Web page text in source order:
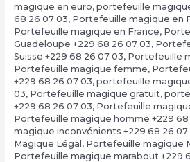
magique en euro, portefeuille
68 26 07 03, Portefeuille magique en
Portefeuille magique en France,
Guadeloupe +229 68 26 07 03,
Suisse +229 68 26 07 03, Portefeuille
Portefeuille magique femme,
+229 68 26 07 03, portefeuille
03, Portefeuille magique gratuit,
+229 68 26 07 03, Portefeuille
Portefeuille magique homme +229 68
magique inconvénients +229 68 26 07
Magique Légal, Portefeuille magique
Portefeuille magique marabout +229